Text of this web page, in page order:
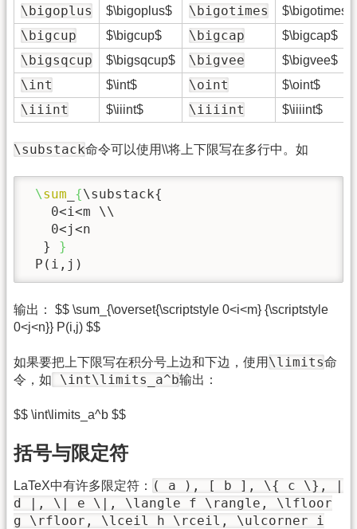
\bigoplus $\bigoplus$ \bigotimes $\bigotimes$
\bigcup $\bigcup$ \bigcap $\bigcap$
\bigsqcup $\bigsqcup$ \bigvee $\bigvee$
\int $\int$ \oint $\oint$
\iiint $\iiint$ \iiiint $\iiiint$
\substack命令可以使用\\将上下限写在多行中。如
\sum {\substack{
   0<i<m \\
   0<j<n
  }
}
P(i,j)
输出： $$ \sum_{\overset{\scriptstyle 0<i<m} {\scriptstyle
0<j<n}} P(i,j) $$
如果要把上下限写在积分号上边和下边，使用 \limits命
令，如
\int\limits_a^b输出：
$$ \int\limits_a^b $$
括号与限定符
LaTeX中有许多限定符： ( a ), [ b ], \{ c \}, |
d |, \| e \|, \langle f \rangle, \lfloor
g \rfloor, \lceil h \rceil, \ulcorner i